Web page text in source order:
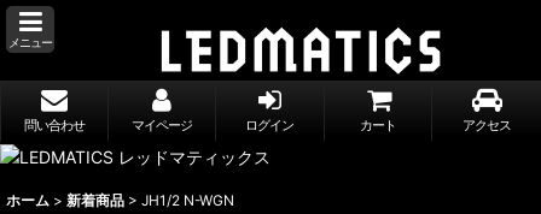
メニュー
問い合わせ マイページ ログイン カート アクセス
ホーム > 新着商品 > JH1/2 N-WGN